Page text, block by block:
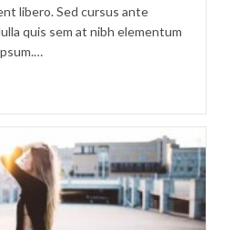
libero. Sed cursus ante
quis sem at nibh elementum